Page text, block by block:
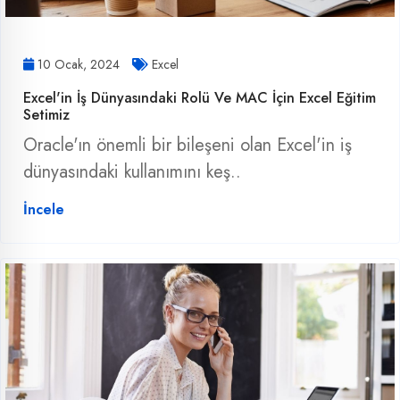
10 Ocak, 2024 Excel
Excel'in İş Dünyasındaki Rolü Ve MAC İçin Excel Eğitim
Setimiz
Oracle'ın önemli bir bileşeni olan Excel'in iş
dünyasındaki kullanımını keş..
İncele